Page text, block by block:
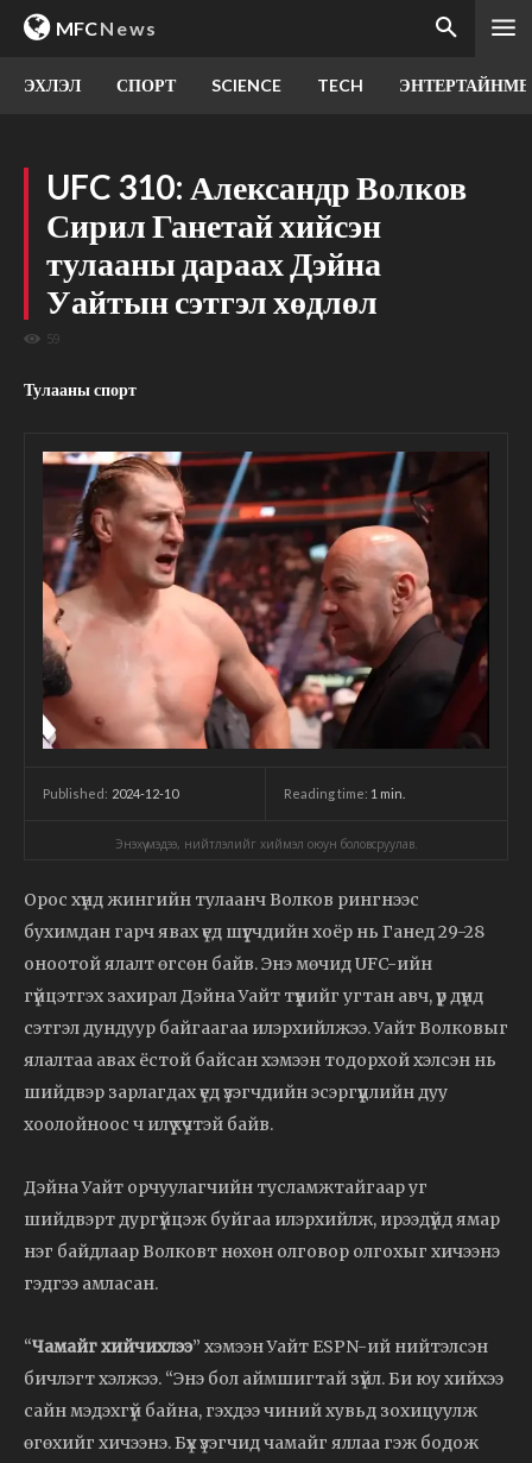
MFCNews
ЭХЛЭЛ СПОРТ SCIENCE TECH
UFC 310: Александр Волков
Сирил Ганетай хийсэн
тулааны дараах Дэйна
Уайтын сэтгэл хөдлөл
59
Тулааны спорт
Published: 2024-12-10 Reading time: 1 min.
Энэхүү мэдээ, нийтлэлийг хиймэл оюун боловсруулав.
Орос хүнд жингийн тулаанч Волков рингнээс
бухимдан гарч явах үед шүүгчдийн хоёр нь Ганед 29-28
оноотой ялалт өгсөн байв. Энэ мөчид UFC-ийн
гүйцэтгэх захирал Дэйна Уайт түүнийг угтан авч, үр дүнд
сэтгэл дундуур байгаагаа илэрхийлжээ. Уайт Волковыг
ялалтаа авах ёстой байсан хэмээн тодорхой хэлсэн нь
шийдвэр зарлагдах үед үзэгчдийн эсэргүүцлийн дуу
хоолойноос ч илүү хүчтэй байв.
Дэйна Уайт орчуулагчийн тусламжтайгаар уг
шийдвэрт дургүйцэж буйгаа илэрхийлж, ирээдүйд ямар
нэг байдлаар Волковт нөхөн олговор олгохыг хичээнэ
гэдгээ амласан.
“Чамайг хийчихлээ” хэмээн Уайт ESPN-ий нийтэлсэн
бичлэгт хэлжээ. “Энэ бол аймшигтай зүйл. Би юу хийхээ
сайн мэдэхгүй байна, гэхдээ чиний хувьд зохицуулж
өгөхийг хичээнэ. Бүх үзэгчид чамайг яллаа гэж бодож